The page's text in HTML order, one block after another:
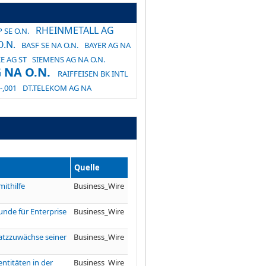
SE O.N.
RHEINMETALL AG
BASF SE NA O.N.
BAYER AG NA
AG ST SIEMENS AG NA O.N.
NA O.N.
RAIFFEISEN BK INTL
DT.TELEKOM AG NA
Quelle
Business_Wire
für Enterprise Business_Wire
seiner Business_Wire
in der Business_Wire